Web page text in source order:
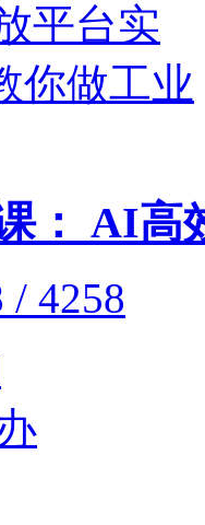
： AI高
/ 4258